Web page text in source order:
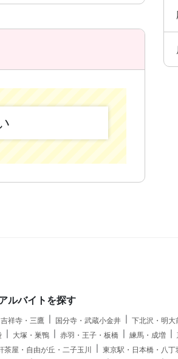
ルバイトを探す
吉祥寺・三鷹 国分寺・武蔵小金井 下北沢・明大
大塚・巣鴨 赤羽・王子・板橋 練馬・成増
茶屋・自由が丘・二子玉川 東京駅・日本橋・八丁